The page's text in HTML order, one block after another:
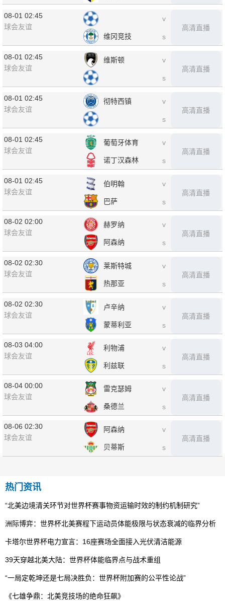
08-01 02:45
球会友谊
维冈竞技
v
s
高清直播
08-01 02:45
球会友谊
维斯顿 v
s
高清直播
08-01 02:45
球会友谊
彻特西镇 v
s
高清直播
08-01 02:45
球会友谊
葡萄牙体育
诺丁汉森林
v
s
高清直播
08-01 02:45
球会友谊
伯明翰
巴萨
v
s
高清直播
08-02 02:00
球会友谊
赫罗纳
阿森纳
v
s
高清直播
08-02 02:30
球会友谊
莱斯特城
热那亚
v
s
高清直播
08-02 02:30
球会友谊
卢辛纳
蒙蒂利亚
v
s
高清直播
08-03 04:00
球会友谊
利物浦
利兹联
v
s
高清直播
08-04 00:00
球会友谊
雷克瑟姆
桑德兰
v
s
高清直播
08-06 02:30
球会友谊
阿森纳
贝蒂斯
v
s
高清直播
热门资讯
“北美边境清关环节对世界杯赛事物资运输时效的制约机制研究”
洲际博弈：世界杯北美赛程下运动员体能极限与状态衰减的临界分析
卡塔尔世界杯电力宣言：16座赛场全面接入光伏清洁能源
39天穿越北美大陆：世界杯体能临界点与战术重组
“一局定乾坤还是七局决胜负：世界杯附加赛的公平性论战”
《七雄争鼎：北美竞技场的绝命狂飙》